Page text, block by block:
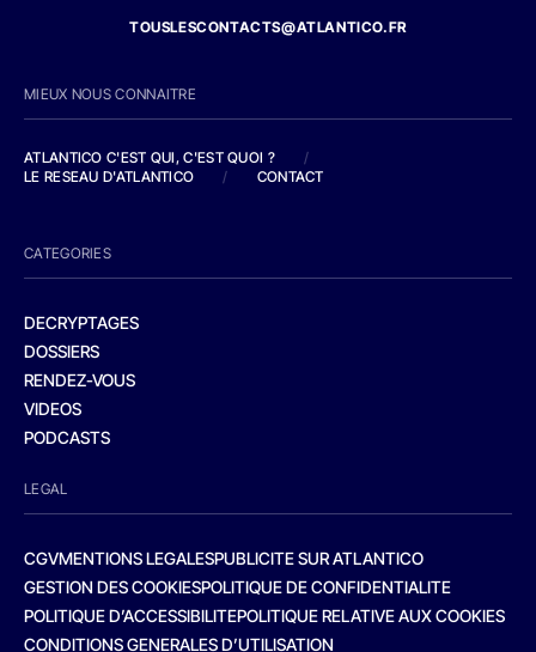
TOUSLESCONTACTS@ATLANTICO.FR
MIEUX NOUS CONNAITRE
ATLANTICO C'EST QUI, C'EST QUOI ?
/
LE RESEAU D'ATLANTICO
/ CONTACT
CATEGORIES
DECRYPTAGES
DOSSIERS
RENDEZ-VOUS
VIDEOS
PODCASTS
LEGAL
CGVMENTIONS LEGALESPUBLICITE SUR ATLANTICO
GESTION DES COOKIESPOLITIQUE DE CONFIDENTIALITE
POLITIQUE D’ACCESSIBILITEPOLITIQUE RELATIVE AUX COOKIES
CONDITIONS GENERALES D’UTILISATION